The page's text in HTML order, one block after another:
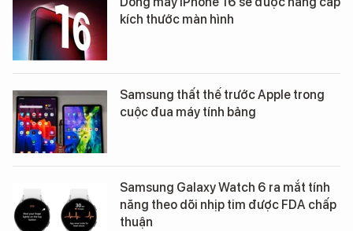
kích thước màn hình
Samsung thất thế trước Apple trong
cuộc đua máy tính bảng
Samsung Galaxy Watch 6 ra mắt tính
năng theo dõi nhịp tim được FDA chấp
thuận